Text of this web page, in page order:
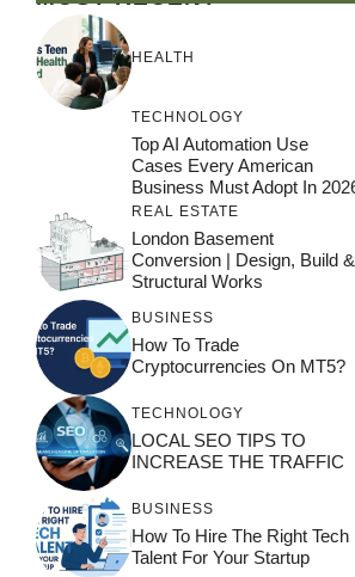
HEALTH
TECHNOLOGY
Top AI Automation Use
Cases Every American
Business Must Adopt In
REAL ESTATE
London Basement
Conversion | Design, Build &
Structural Works
BUSINESS
How To Trade
Cryptocurrencies On MT5?
TECHNOLOGY
LOCAL SEO TIPS TO
INCREASE THE TRAFFIC
BUSINESS
How To Hire The Right Tech
Talent For Your Startup